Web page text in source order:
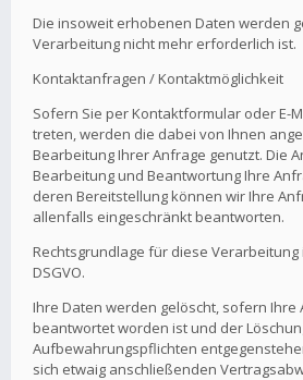
Die insoweit erhobenen Daten werden
Verarbeitung nicht mehr erforderlich ist.
Kontaktanfragen / Kontaktmöglichkeit
Sofern Sie per Kontaktformular oder E-
treten, werden die dabei von Ihnen
Bearbeitung Ihrer Anfrage genutzt. Die
Bearbeitung und Beantwortung Ihre
deren Bereitstellung können wir Ihre
allenfalls eingeschränkt beantworten.
Rechtsgrundlage für diese Verarbeitung
DSGVO.
Ihre Daten werden gelöscht, sofern Ihre
beantwortet worden ist und der
Aufbewahrungspflichten
sich etwaig anschließenden